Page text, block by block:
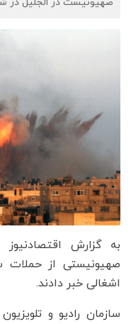
به گزارش
صهیونیستی از حملات
اشغالی خبر دادند.
سازمان رادیو و